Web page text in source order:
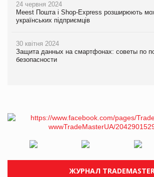
24 червня 2024
Meest Пошта і Shop-Express розширюють
українських підприємців
30 квітня 2024
Защита данных на смартфонах: советы по
безопасности
ЖУРНАЛ